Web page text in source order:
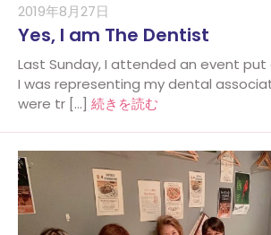
Yes, I am The Dentist
2019年8月27日
Last Sunday, I attended an event put
I was representing my dental
were tr […] 続きを読む